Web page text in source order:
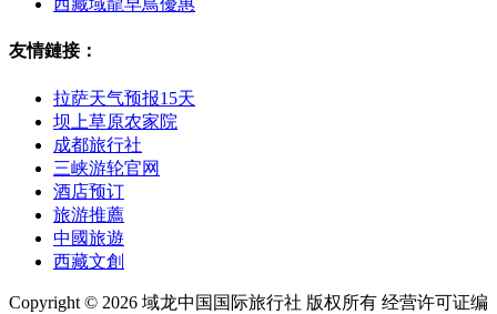
西藏域龍早鳥優惠
友情鏈接：
拉萨天气预报15天
坝上草原农家院
成都旅行社
三峡游轮官网
酒店预订
旅游推薦
中國旅遊
西藏文創
Copyright © 2026 域龙中国国际旅行社 版权所有 经营许可证编